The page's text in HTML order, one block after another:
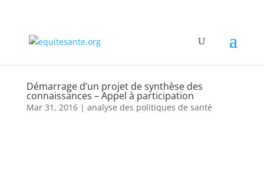
Démarrage d’un projet de synthèse des
connaissances – Appel à participation
Mar 31, 2016| analyse des politiques de santé